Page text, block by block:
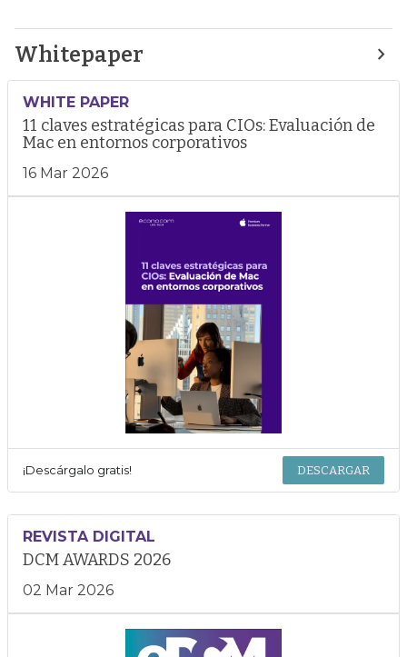
Whitepaper
WHITE PAPER
11 claves estratégicas para CIOs: Evaluación de
Mac en entornos corporativos
16 Mar 2026
¡Descárgalo gratis! DESCARGAR
REVISTA DIGITAL
DCM AWARDS 2026
02 Mar 2026